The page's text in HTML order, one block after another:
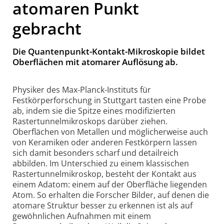
atomaren Punkt
gebracht
Die Quantenpunkt-Kontakt-Mikroskopie bildet
Oberflächen mit atomarer Auflösung ab.
Physiker des Max-Planck-Instituts für
Festkörperforschung in Stuttgart tasten eine Probe
ab, indem sie die Spitze eines modifizierten
Rastertunnelmikroskops darüber ziehen.
Oberflächen von Metallen und möglicherweise auch
von Keramiken oder anderen Festkörpern lassen
sich damit besonders scharf und detailreich
abbilden. Im Unterschied zu einem klassischen
Rastertunnelmikroskop, besteht der Kontakt aus
einem Adatom: einem auf der Oberfläche liegenden
Atom. So erhalten die Forscher Bilder, auf denen die
atomare Struktur besser zu erkennen ist als auf
gewöhnlichen Aufnahmen mit einem